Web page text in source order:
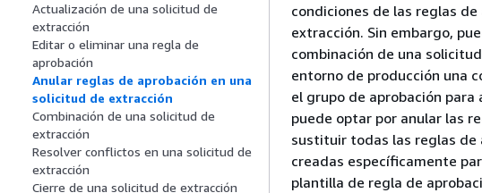
Actualización de una solicitud de
extracción
Editar o eliminar una regla de
aprobación
Anular reglas de aprobación en una
solicitud de extracción
Combinación de una solicitud de
extracción
Resolver conflictos en una solicitud de
extracción
Cierre de una solicitud de extracción
condiciones de las reglas
extracción. Sin embargo,
combinación de una
entorno de producción una
el grupo de aprobación
puede optar por anular las
sustituir todas las reglas de
creadas específicamente
plantilla de regla de